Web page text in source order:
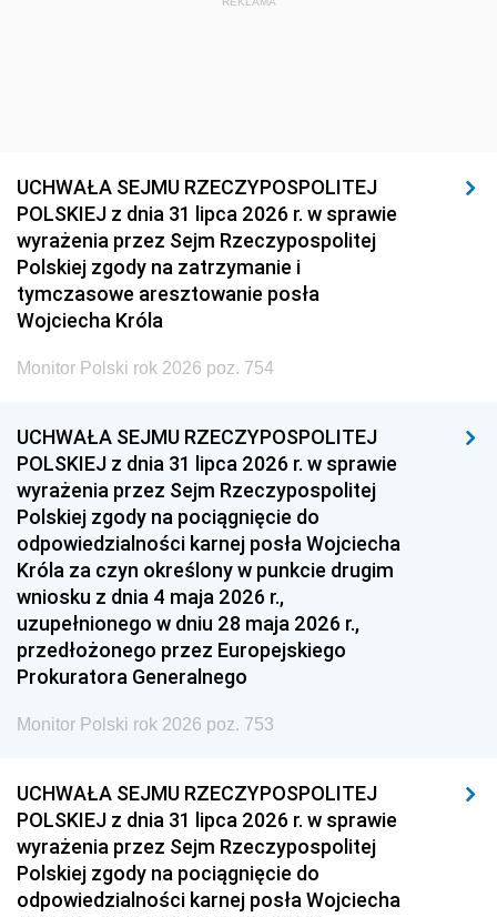
UCHWAŁA SEJMU RZECZYPOSPOLITEJ
POLSKIEJ z dnia 31 lipca 2026 r. w sprawie
wyrażenia przez Sejm Rzeczypospolitej
Polskiej zgody na zatrzymanie i
tymczasowe aresztowanie posła
Wojciecha Króla
Monitor Polski rok 2026 poz. 754
UCHWAŁA SEJMU RZECZYPOSPOLITEJ
POLSKIEJ z dnia 31 lipca 2026 r. w sprawie
wyrażenia przez Sejm Rzeczypospolitej
Polskiej zgody na pociągnięcie do
odpowiedzialności karnej posła Wojciecha
Króla za czyn określony w punkcie drugim
wniosku z dnia 4 maja 2026 r.,
uzupełnionego w dniu 28 maja 2026 r.,
przedłożonego przez Europejskiego
Prokuratora Generalnego
Monitor Polski rok 2026 poz. 753
UCHWAŁA SEJMU RZECZYPOSPOLITEJ
POLSKIEJ z dnia 31 lipca 2026 r. w sprawie
wyrażenia przez Sejm Rzeczypospolitej
Polskiej zgody na pociągnięcie do
odpowiedzialności karnej posła Wojciecha